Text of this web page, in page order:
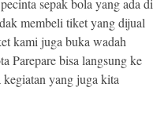
membeli tiket yang dijual
kami juga buka wadah
Parepare bisa langsung ke
kegiatan yang juga kita